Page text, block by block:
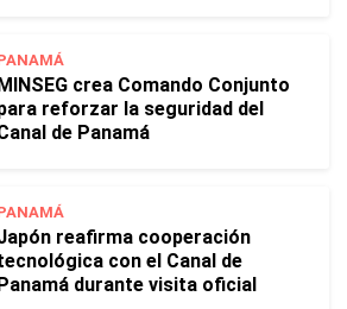
crea Comando Conjunto
reforzar la seguridad del
de Panamá
reafirma cooperación
con el Canal de
durante visita oficial